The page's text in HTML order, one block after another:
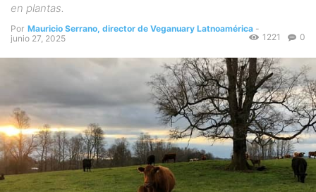
en plantas.
Por Mauricio Serrano, director de Veganuary Latnoamérica -
junio 27, 2025
0
1221